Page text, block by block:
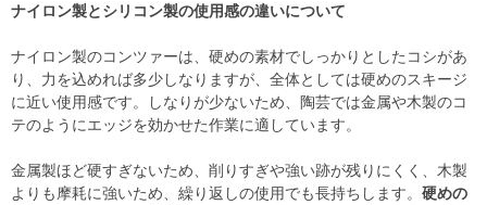
ナイロン製とシリコン製の使用感の違いについて
ナイロン製のコンツァーは、硬めの素材でしっかりとしたコシがあ
り、力を込めれば多少しなりますが、全体としては硬めのスキージ
に近い使用感です。しなりが少ないため、陶芸では金属や木製のコ
テのようにエッジを効かせた作業に適しています。
金属製ほど硬すぎないため、削りすぎや強い跡が残りにくく、木製
よりも摩耗に強いため、繰り返しの使用でも長持ちします。 硬めの